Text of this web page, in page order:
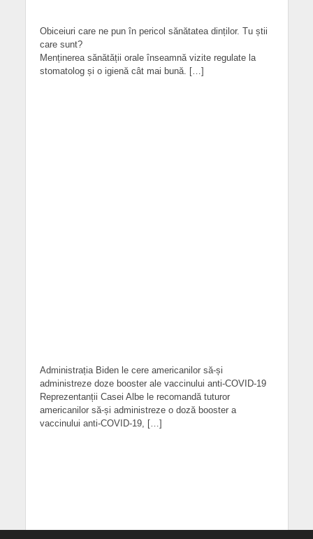
Obiceiuri care ne pun în pericol sănătatea dinților. Tu știi
care sunt?
Menținerea sănătății orale înseamnă vizite regulate la
stomatolog și o igienă cât mai bună. […]
Administrația Biden le cere americanilor să-și
administreze doze booster ale vaccinului anti-COVID-19
Reprezentanții Casei Albe le recomandă tuturor
americanilor să-și administreze o doză booster a
vaccinului anti-COVID-19, […]